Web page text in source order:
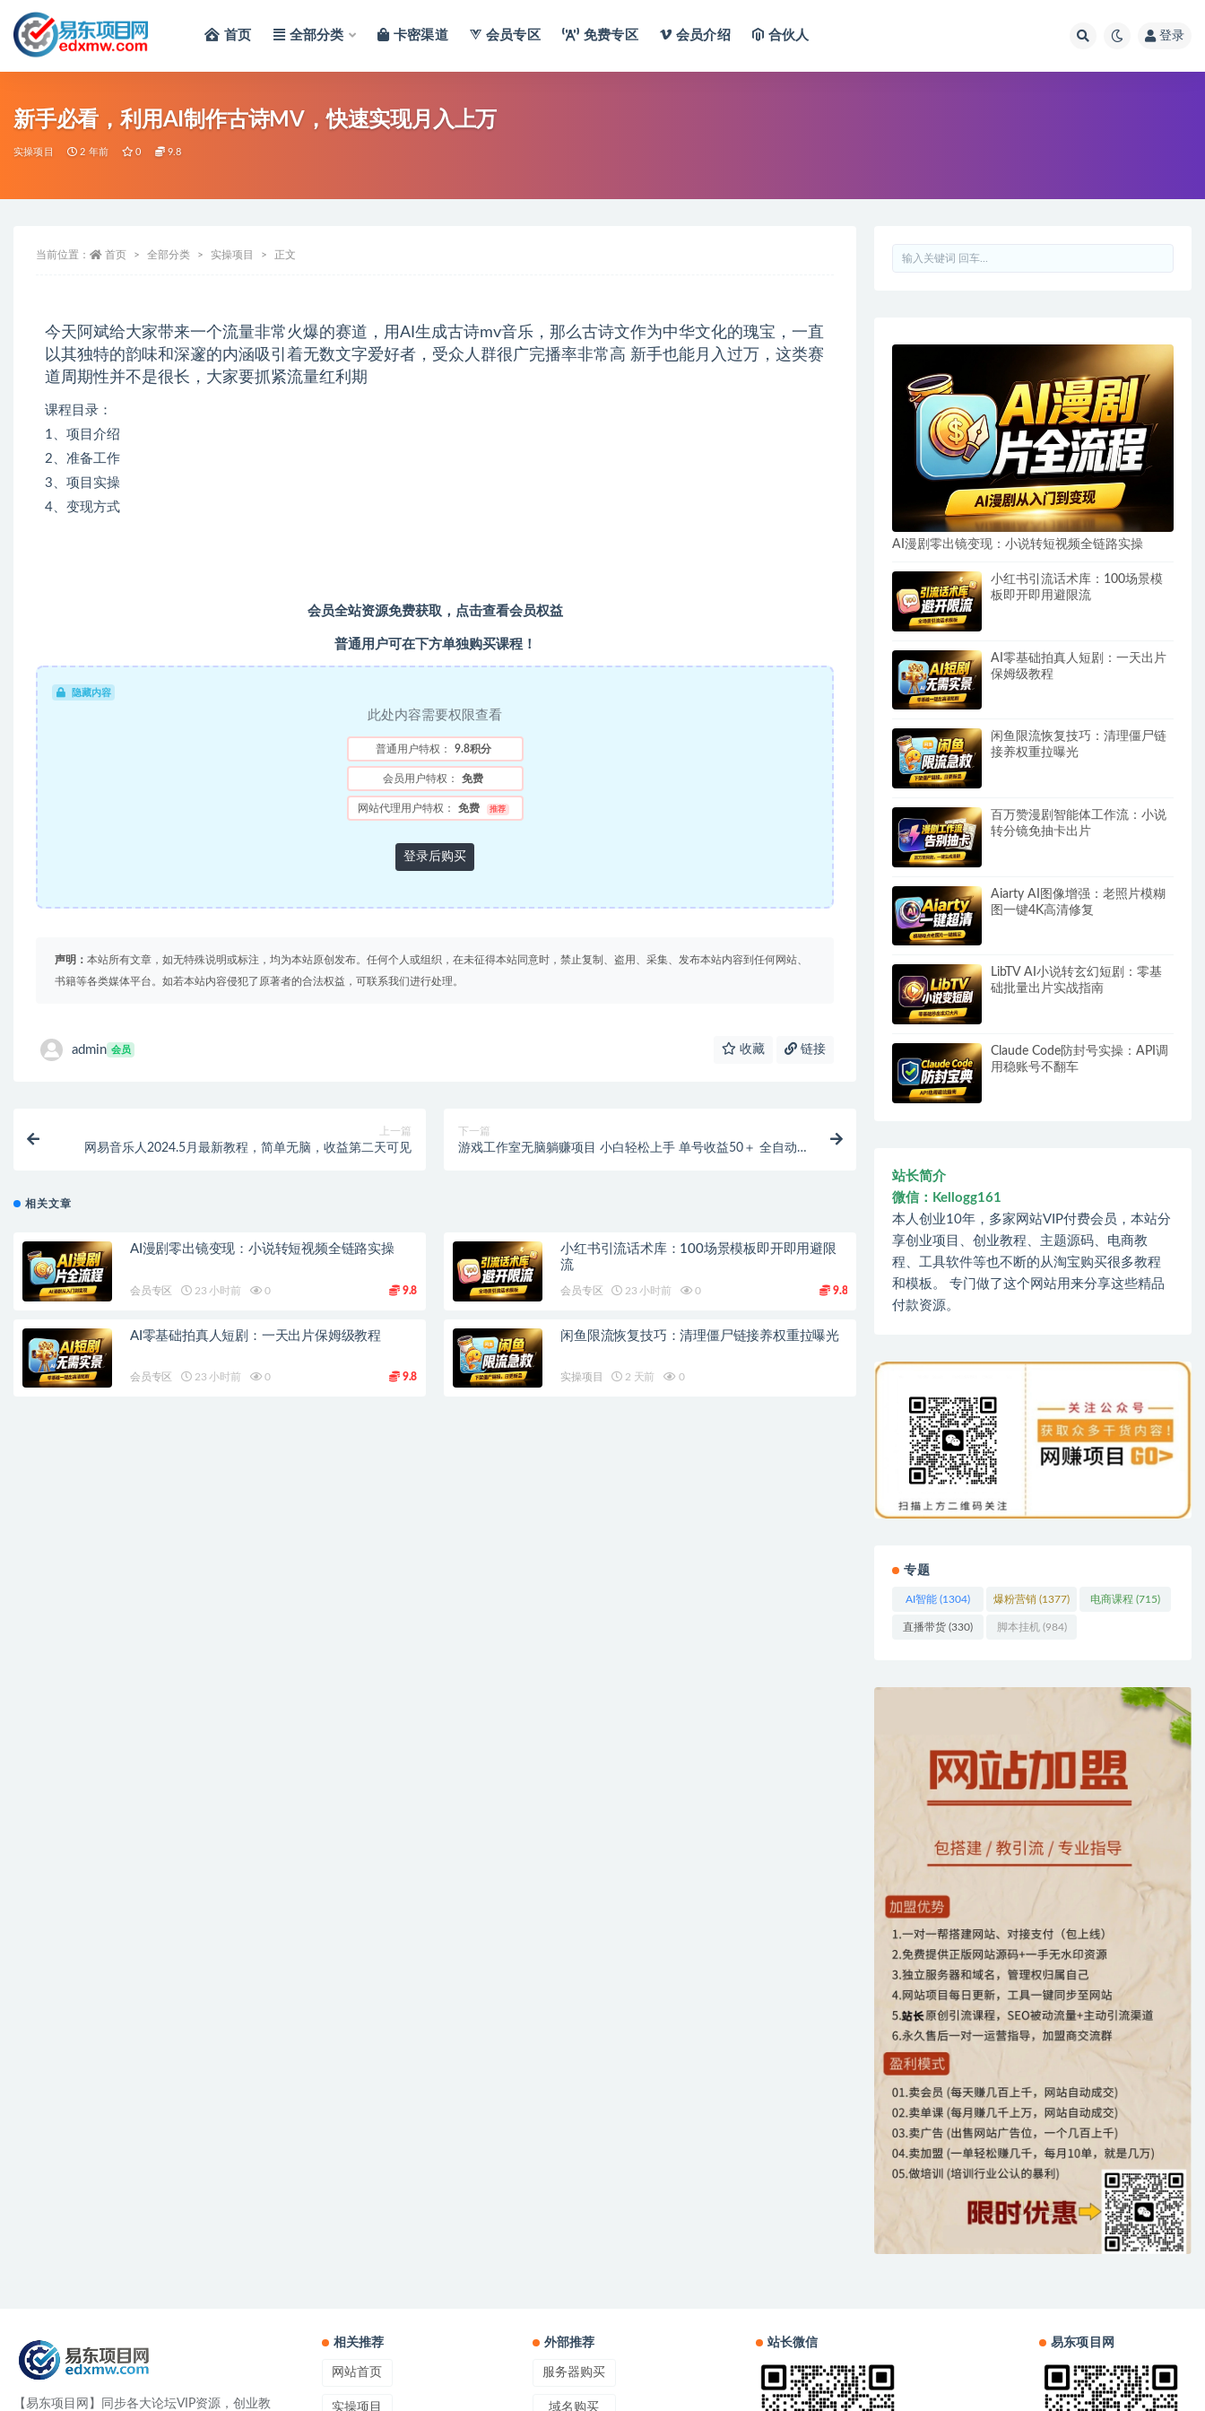
首页 全部分类 卡密渠道 会员专区 免费专区 会员介绍 合伙人 登录
新手必看，利用AI制作古诗MV，快速实现月入上万
实操项目 2 年前 0 9.8
当前位置： 首页 全部分类 实操项目 正文
今天阿斌给大家带来一个流量非常火爆的赛道，用AI生成古诗mv音乐，那么古诗文作为中华文化的瑰宝，一直
以其独特的韵味和深邃的内涵吸引着无数文字爱好者，受众人群很广完播率非常高 新手也能月入过万，这类赛
道周期性并不是很长，大家要抓紧流量红利期
课程目录：
1、项目介绍
2、准备工作
3、项目实操
4、变现方式
会员全站资源免费获取， 点击查看会员权益
普通用户可在下方单独购买课程！
隐藏内容
此处内容需要权限查看
普通用户特权： 9.8积分
会员用户特权： 免费
网站代理用户特权： 免费 推荐
登录后购买
声明： 本站所有文章，如无特殊说明或标注，均为本站原创发布。任何个人或组织，在未征得本站同意时，禁止复制、盗用、采集、发布本站内容到任何网站、
书籍等各类媒体平台。如若本站内容侵犯了原著者的合法权益，可联系我们进行处理。
admin 会员 收藏 链接
上一篇
网易音乐人2024.5月最新教程，简单无脑，收益第二天可见
下一篇
游戏工作室无脑躺赚项目 小白轻松上手 单号收益50＋ 全自动挂
相关文章
AI漫剧零出镜变现：小说转短视频全链路实操
会员专区 23 小时前 0 9.8
小红书引流话术库：100场景模板即开即用避限
流
会员专区 23 小时前 0 9.8
AI零基础拍真人短剧：一天出片保姆级教程
会员专区 23 小时前 0 9.8
闲鱼限流恢复技巧：清理僵尸链接养权重拉曝光
实操项目 2 天前 0
AI漫剧零出镜变现：小说转短视频全链路实操
小红书引流话术库：100场景模
板即开即用避限流
AI零基础拍真人短剧：一天出片
保姆级教程
闲鱼限流恢复技巧：清理僵尸链
接养权重拉曝光
百万赞漫剧智能体工作流：小说
转分镜免抽卡出片
Aiarty AI图像增强：老照片模糊
图一键4K高清修复
LibTV AI小说转玄幻短剧：零基
础批量出片实战指南
Claude Code防封号实操：API调
用稳账号不翻车
站长简介
微信：Kellogg161
本人创业10年，多家网站VIP付费会员，本站分
享创业项目、创业教程、主题源码、电商教
程、工具软件等也不断的从淘宝购买很多教程
和模板。 专门做了这个网站用来分享这些精品
付款资源。
专题
AI智能 (1304) 爆粉营销 (1377) 电商课程 (715)
直播带货 (330) 脚本挂机(984)
【易东项目网】同步各大论坛VIP资源，创业教
相关推荐
网站首页
实操项目
外部推荐
服务器购买
域名购买
站长微信 易东项目网